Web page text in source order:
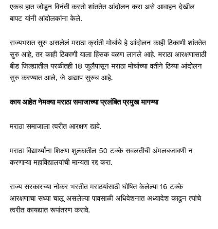
एकच हात जोडून विनंती करतो शांततेत आंदोलन करा असे आवाहन देखील
बापट यांनी आंदोलकांना केले.
राज्यभरात सुरु असलेलं मराठा क्रांती मोर्चाचे हे आंदोलन काही ठिकाणी शांततेत
सुरु आहे, तर काही ठिकाणी याला हिंसक वळण लागले आहे. मराठा आरक्षणासाठी
बीड जिल्ह्यातील परळीतही 18 जुलैपासून मराठा मोर्चाच्या वतीने ठिय्या आंदोलन
सुरु करण्यात आले, जे अद्याप सुरुच आहे.
काय आहेत नेमक्या मराठा समाजाच्या प्रलंबित प्रमुख मागण्या
मराठा समाजाला त्वरीत आरक्षण द्यावे.
मराठा विद्यार्थ्यांना शिक्षण शुल्कातील 50 टक्के सवलतीची अंमलबजावणी न
करणाऱ्या महाविद्यालयांची मान्यता रद्द करा.
राज्य सरकारच्या नोकर भरतीत मराठयांसाठी घोषित केलेल्या 16 टक्के
आरक्षणाचा सध्या चालू असलेल्या पावसाळी अधिवेशनात अध्यादेश काढून त्यांचे
त्वरीत कायद्यात रूपांतरण करावे.